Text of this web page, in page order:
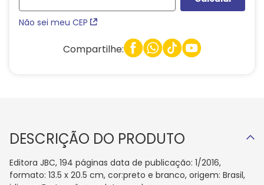
Não sei meu CEP
Compartilhe:
DESCRIÇÃO DO PRODUTO
Editora JBC, 194 páginas data de publicação: 1/2016,
formato: 13.5 x 20.5 cm, cor:preto e branco, origem: Brasil,